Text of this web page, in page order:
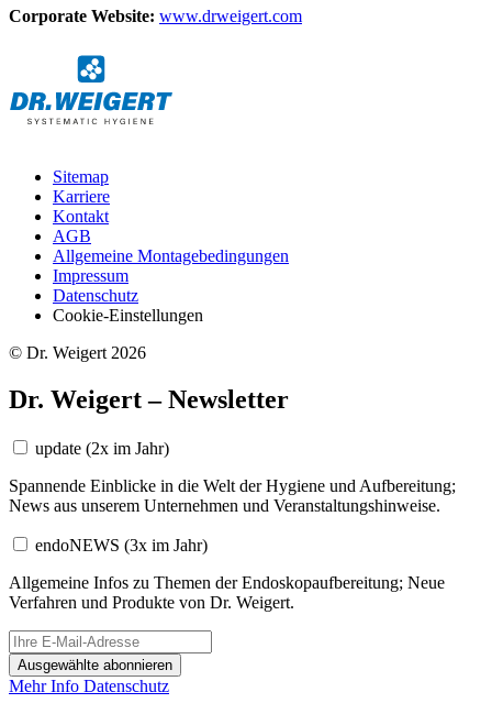
Corporate Website: www.drweigert.com
Sitemap
Karriere
Kontakt
AGB
Allgemeine Montagebedingungen
Impressum
Datenschutz
Cookie-Einstellungen
© Dr. Weigert 2026
Dr. Weigert – Newsletter
update (2x im Jahr)
Spannende Einblicke in die Welt der Hygiene und Aufbereitung;
News aus unserem Unternehmen und Veranstaltungshinweise.
endoNEWS (3x im Jahr)
Allgemeine Infos zu Themen der Endoskopaufbereitung; Neue
Verfahren und Produkte von Dr. Weigert.
Ausgewählte abonnieren
Mehr Info Datenschutz